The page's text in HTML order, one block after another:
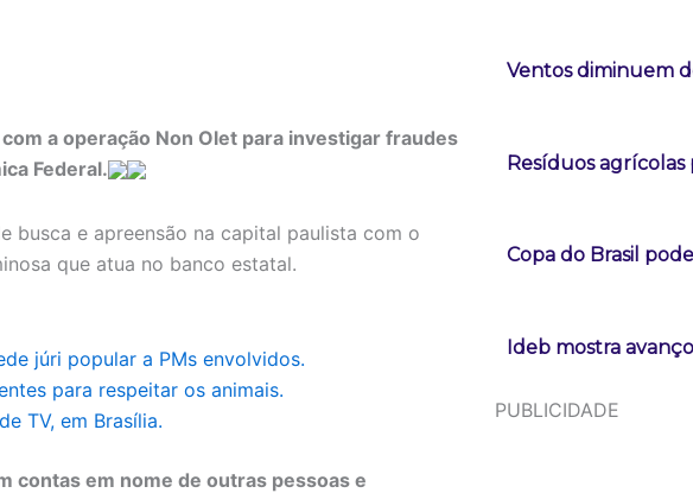
a operação Non Olet para investigar fraudes
Federal.
busca e apreensão na capital paulista com o
que atua no banco estatal.
júri popular a PMs envolvidos.
para respeitar os animais.
TV, em Brasília.
contas em nome de outras pessoas e
Ventos diminuem
Resíduos
Copa do Brasil
Ideb mostra
PUBLICIDADE